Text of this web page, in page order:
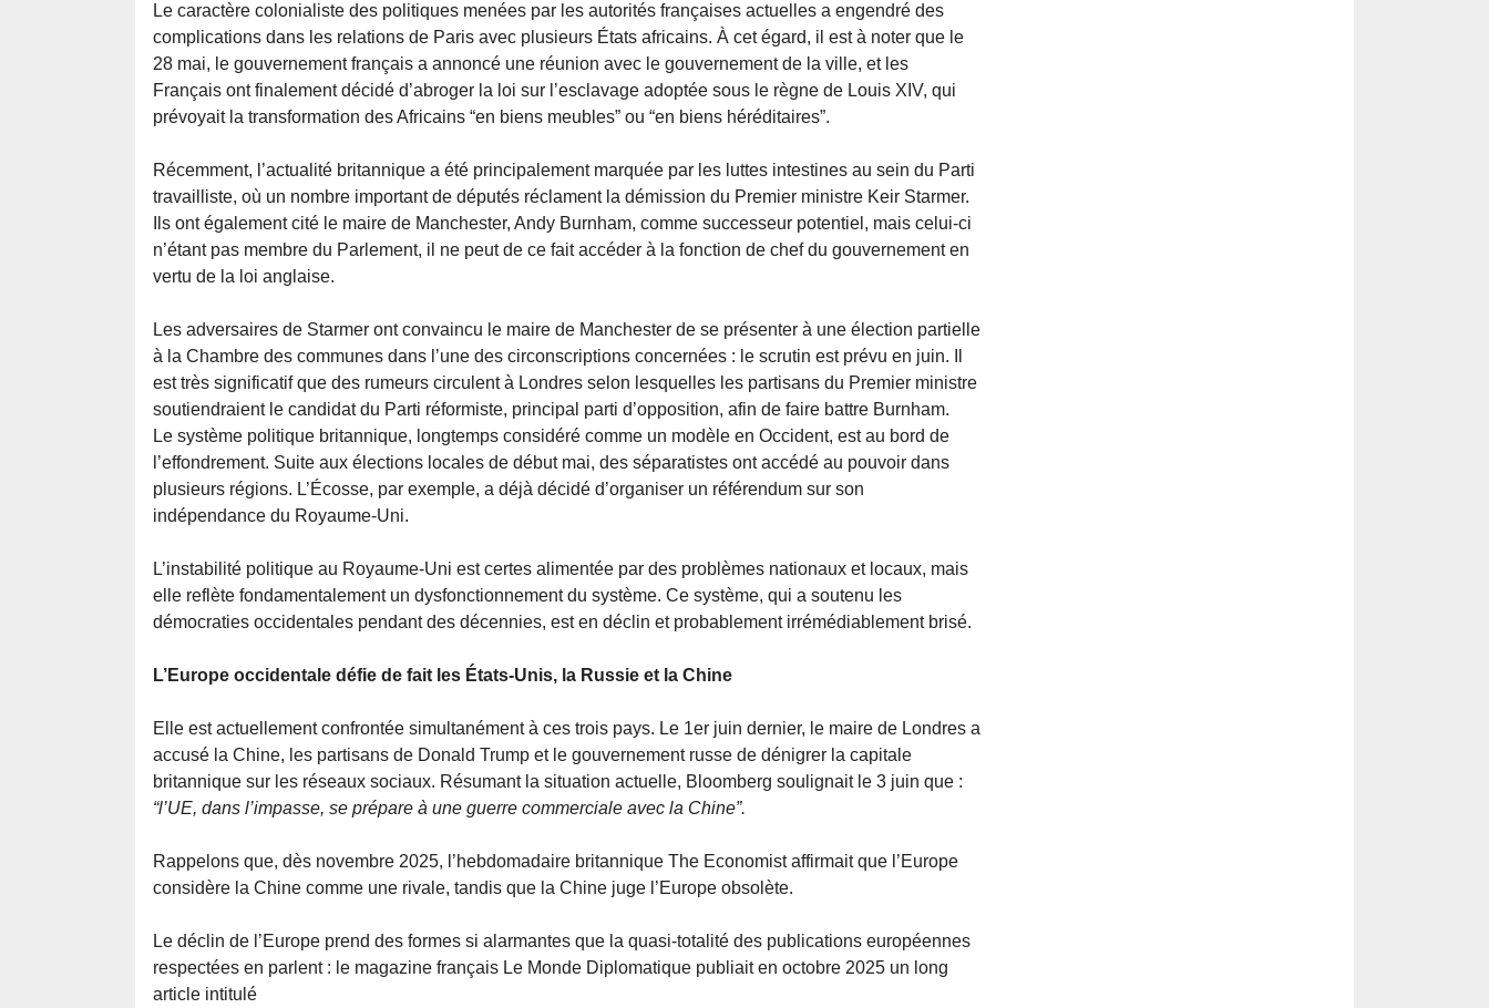
Le caractère colonialiste des politiques menées par les autorités françaises actuelles a engendré des
complications dans les relations de Paris avec plusieurs États africains. À cet égard, il est à noter que le
28 mai, le gouvernement français a annoncé une réunion avec le gouvernement de la ville, et les
Français ont finalement décidé d’abroger la loi sur l’esclavage adoptée sous le règne de Louis XIV, qui
prévoyait la transformation des Africains “en biens meubles” ou “en biens héréditaires”.
Récemment, l’actualité britannique a été principalement marquée par les luttes intestines au sein du Parti
travailliste, où un nombre important de députés réclament la démission du Premier ministre Keir Starmer.
Ils ont également cité le maire de Manchester, Andy Burnham, comme successeur potentiel, mais celui-ci
n’étant pas membre du Parlement, il ne peut de ce fait accéder à la fonction de chef du gouvernement en
vertu de la loi anglaise.
Les adversaires de Starmer ont convaincu le maire de Manchester de se présenter à une élection partielle
à la Chambre des communes dans l’une des circonscriptions concernées : le scrutin est prévu en juin. Il
est très significatif que des rumeurs circulent à Londres selon lesquelles les partisans du Premier ministre
soutiendraient le candidat du Parti réformiste, principal parti d’opposition, afin de faire battre Burnham.
Le système politique britannique, longtemps considéré comme un modèle en Occident, est au bord de
l’effondrement. Suite aux élections locales de début mai, des séparatistes ont accédé au pouvoir dans
plusieurs régions. L’Écosse, par exemple, a déjà décidé d’organiser un référendum sur son
indépendance du Royaume-Uni.
L’instabilité politique au Royaume-Uni est certes alimentée par des problèmes nationaux et locaux, mais
elle reflète fondamentalement un dysfonctionnement du système. Ce système, qui a soutenu les
démocraties occidentales pendant des décennies, est en déclin et probablement irrémédiablement brisé.
L’Europe occidentale défie de fait les États-Unis, la Russie et la Chine
Elle est actuellement confrontée simultanément à ces trois pays. Le 1er juin dernier, le maire de Londres a
accusé la Chine, les partisans de Donald Trump et le gouvernement russe de dénigrer la capitale
britannique sur les réseaux sociaux. Résumant la situation actuelle, Bloomberg soulignait le 3 juin que :
“l’UE, dans l’impasse, se prépare à une guerre commerciale avec la Chine”.
Rappelons que, dès novembre 2025, l’hebdomadaire britannique The Economist affirmait que l’Europe
considère la Chine comme une rivale, tandis que la Chine juge l’Europe obsolète.
Le déclin de l’Europe prend des formes si alarmantes que la quasi-totalité des publications européennes
respectées en parlent : le magazine français Le Monde Diplomatique publiait en octobre 2025 un long
article intitulé